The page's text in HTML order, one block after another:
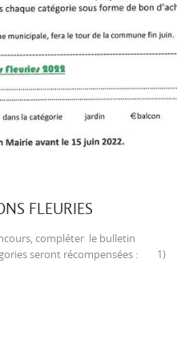
FLEURIES
compléter le bulletin
seront récompensées : 1)